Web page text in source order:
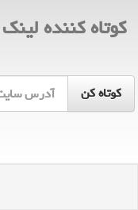
كوتاه كننده لینك